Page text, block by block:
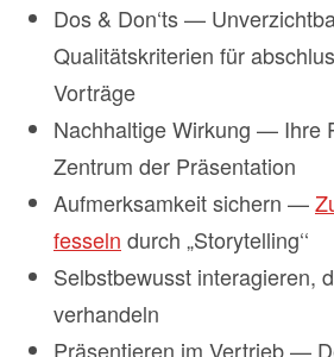
Dos & Don‘ts —
Qualitätskriterien für
Vorträge
Nachhaltige Wirkung — Ihre
Zentrum der Präsentation
Aufmerksamkeit sichern —
fesseln durch „Storytelling‘‘
Selbstbewusst interagieren,
verhandeln
Präsentieren im Vertrieb —